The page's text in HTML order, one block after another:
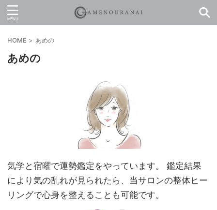
HOME > あめの
あめの
気学と宿曜で運勢鑑定をやっています。 鑑定結果
により気の乱れが見られたら、当サロンの整体ヒー
リングで心身を整えることも可能です。